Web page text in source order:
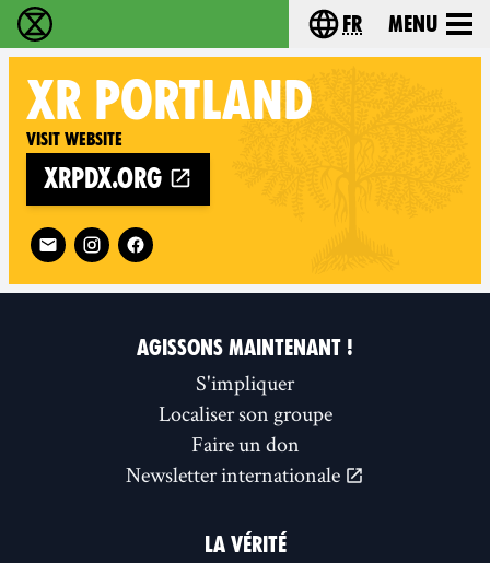
Extinction Rebellion - Home Choisissez votre
fr Menu
XR PORTLAND
Visit website
xrpdx.org
Follow XR Portland on
AGISSONS MAINTENANT !
S'impliquer
Localiser son groupe
Faire un don
Newsletter internationale
LA VÉRITÉ